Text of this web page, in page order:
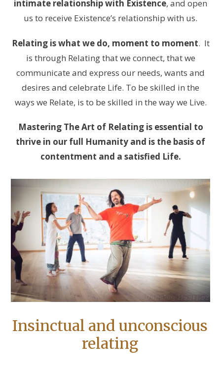
intimate relationship with Existence, and open
us to receive Existence’s relationship with us.
Relating is what we do, moment to moment. It
is through Relating that we connect, that we
communicate and express our needs, wants and
desires and celebrate Life. To be skilled in the
ways we Relate, is to be skilled in the way we Live.
Mastering The Art of Relating is essential to
thrive in our full Humanity and is the basis of
contentment and a satisfied Life.
Insinctual and unconscious
relating